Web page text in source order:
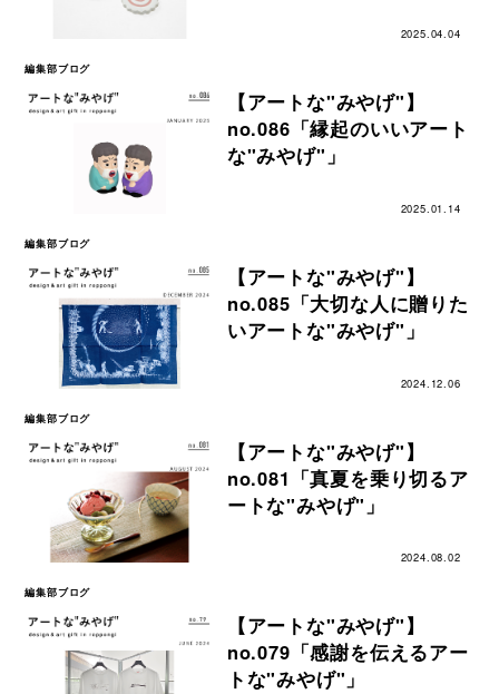
2025.04.04
編集部ブログ
【アートな"みやげ"】
no.086「縁起のいいアート
な"みやげ"」
2025.01.14
編集部ブログ
【アートな"みやげ"】
no.085「大切な人に贈りた
いアートな"みやげ"」
2024.12.06
編集部ブログ
【アートな"みやげ"】
no.081「真夏を乗り切るア
ートな"みやげ"」
2024.08.02
編集部ブログ
【アートな"みやげ"】
no.079「感謝を伝えるアー
トな"みやげ"」